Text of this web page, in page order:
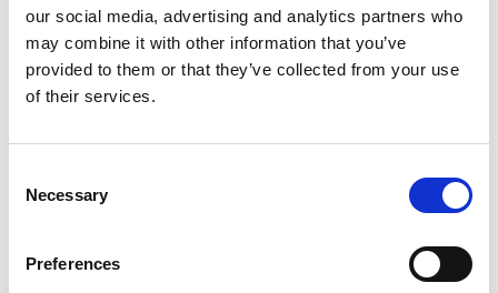
our social media, advertising and analytics partners who
may combine it with other information that you’ve
provided to them or that they’ve collected from your use
of their services.
Selection
Necessary
Preferences
Byggnadshistorik
Gamla Rådhuset har tidigare haft en grågul nyans
men målades 1972 om till den röda färg som
vara den ursprungliga. I stenväggen vid trappan är
Gamla och Nya Stadens vapen inmurade. Rådhusets
torn kröns av rättvisans gudinna, Justitia. Statyn
att den blev hängande i en ledningstråd bara någon
meter över marken. Rådhusets tak består av cirka